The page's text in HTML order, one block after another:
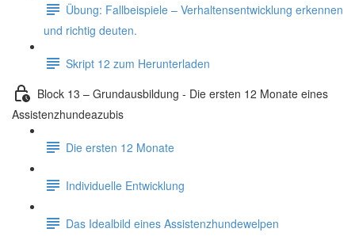
Übung: Fallbeispiele – Verhaltensentwicklung erkennen
und richtig deuten.
Skript 12 zum Herunterladen
Block 13 – Grundausbildung - Die ersten 12 Monate eines
Assistenzhundeazubis
Die ersten 12 Monate
Individuelle Entwicklung
Das Idealbild eines Assistenzhundewelpen